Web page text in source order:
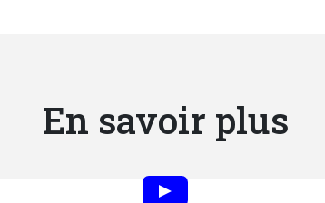
En savoir plus